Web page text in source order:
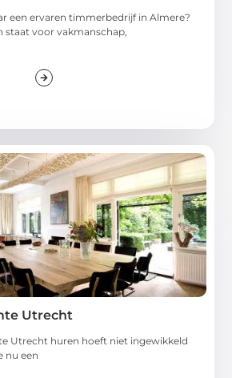
een ervaren timmerbedrijf in Almere?
staat voor vakmanschap,
Utrecht
Utrecht huren hoeft niet ingewikkeld
nu een